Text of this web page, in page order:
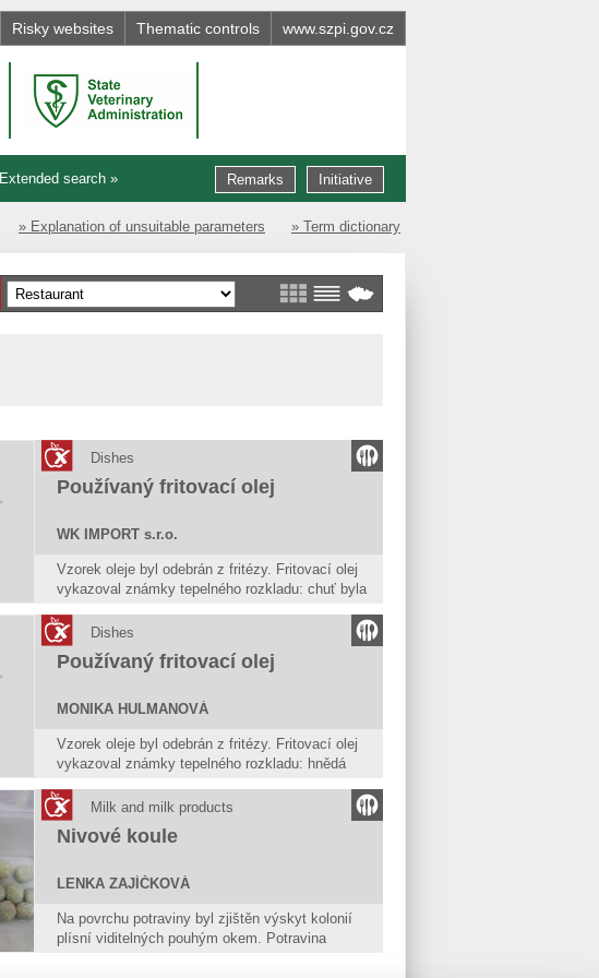
Risky websites Thematic controls www.szpi.gov.cz
Extended search » Initiative
Remarks
» Explanation of unsuitable parameters » Term dictionary
Dishes
Používaný fritovací olej
WK IMPORT s.r.o.
Vzorek oleje byl odebrán z fritézy. Fritovací olej
vykazoval známky tepelného rozkladu: chuť byla
zápach byl nepříjemný, typický pro přepálený olej.
Obsah polárních látek byl vyšší, než je stanoveno
v příslušné vyhlášce.
Dishes
Používaný fritovací olej
MONIKA HULMANOVÁ
Vzorek oleje byl odebrán z fritézy. Fritovací olej
vykazoval známky tepelného rozkladu: hnědá
Obsah polárních látek byl vyšší, než je stanoveno
v příslušné vyhlášce.
Milk and milk products
Nivové koule
LENKA ZAJÍČKOVÁ
Na povrchu potraviny byl zjištěn výskyt kolonií
plísní viditelných pouhým okem. Potravina